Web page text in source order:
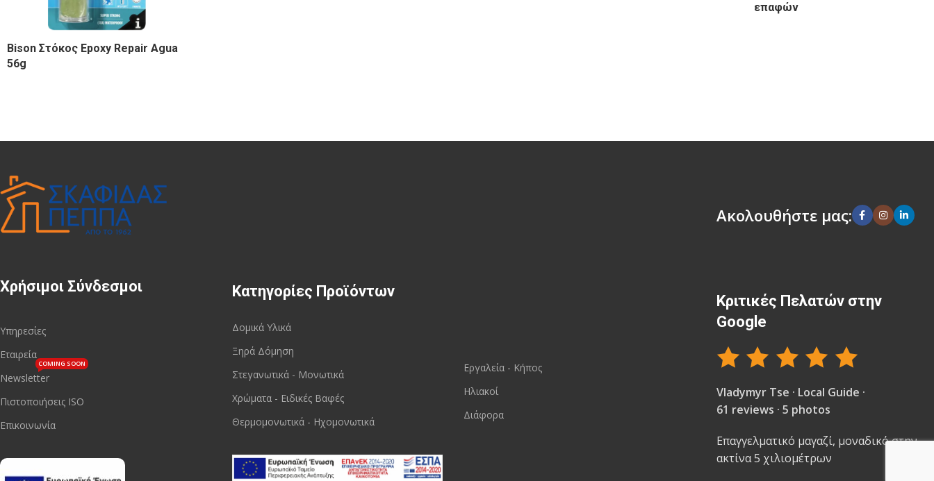
Bison Στόκος Epoxy Repair Agua
56g
επαφών
Χρήσιμοι Σύνδεσμοι
Υπηρεσίες
Εταιρεία
Newsletter
COMING SOON
Πιστοποιήσεις ISO
Επικοινωνία
Κατηγορίες Προϊόντων
Δομικά Υλικά
Ξηρά Δόμηση
Στεγανωτικά - Μονωτικά
Χρώματα - Ειδικές Βαφές
Θερμομονωτικά - Ηχομονωτικά
Εργαλεία - Κήπος
Ηλιακοί
Διάφορα
Ακολουθήστε μας:
Κριτικές Πελατών στην
Google
Vladymyr Tse · Local Guide ·
61 reviews · 5 photos
Επαγγελματικό μαγαζί, μοναδικό στην
ακτίνα 5 χιλιομέτρων